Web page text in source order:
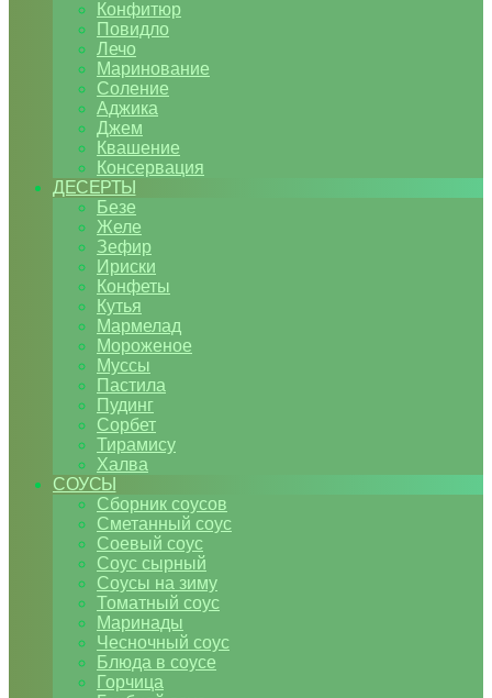
Конфитюр
Повидло
Лечо
Маринование
Соление
Аджика
Джем
Квашение
Консервация
ДЕСЕРТЫ
Безе
Желе
Зефир
Ириски
Конфеты
Кутья
Мармелад
Мороженое
Муссы
Пастила
Пудинг
Сорбет
Тирамису
Халва
СОУСЫ
Сборник соусов
Сметанный соус
Соевый соус
Соус сырный
Соусы на зиму
Томатный соус
Маринады
Чесночный соус
Блюда в соусе
Горчица